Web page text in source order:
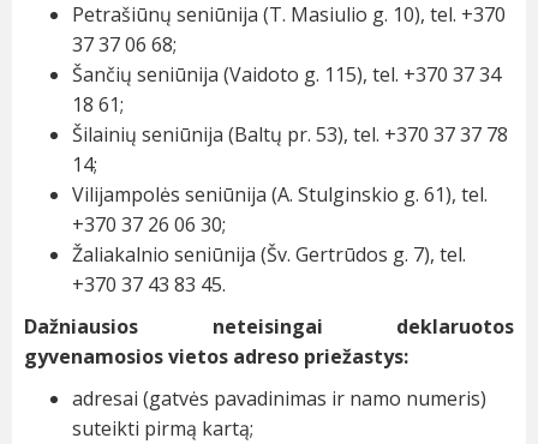
Petrašiūnų seniūnija (T. Masiulio g. 10), tel. +370
37 37 06 68;
Šančių seniūnija (Vaidoto g. 115), tel. +370 37 34
18 61;
Šilainių seniūnija (Baltų pr. 53), tel. +370 37 37 78
14;
Vilijampolės seniūnija (A. Stulginskio g. 61), tel.
+370 37 26 06 30;
Žaliakalnio seniūnija (Šv. Gertrūdos g. 7), tel.
+370 37 43 83 45.
Dažniausios neteisingai deklaruotos
gyvenamosios vietos adreso priežastys:
adresai (gatvės pavadinimas ir namo numeris)
suteikti pirmą kartą;